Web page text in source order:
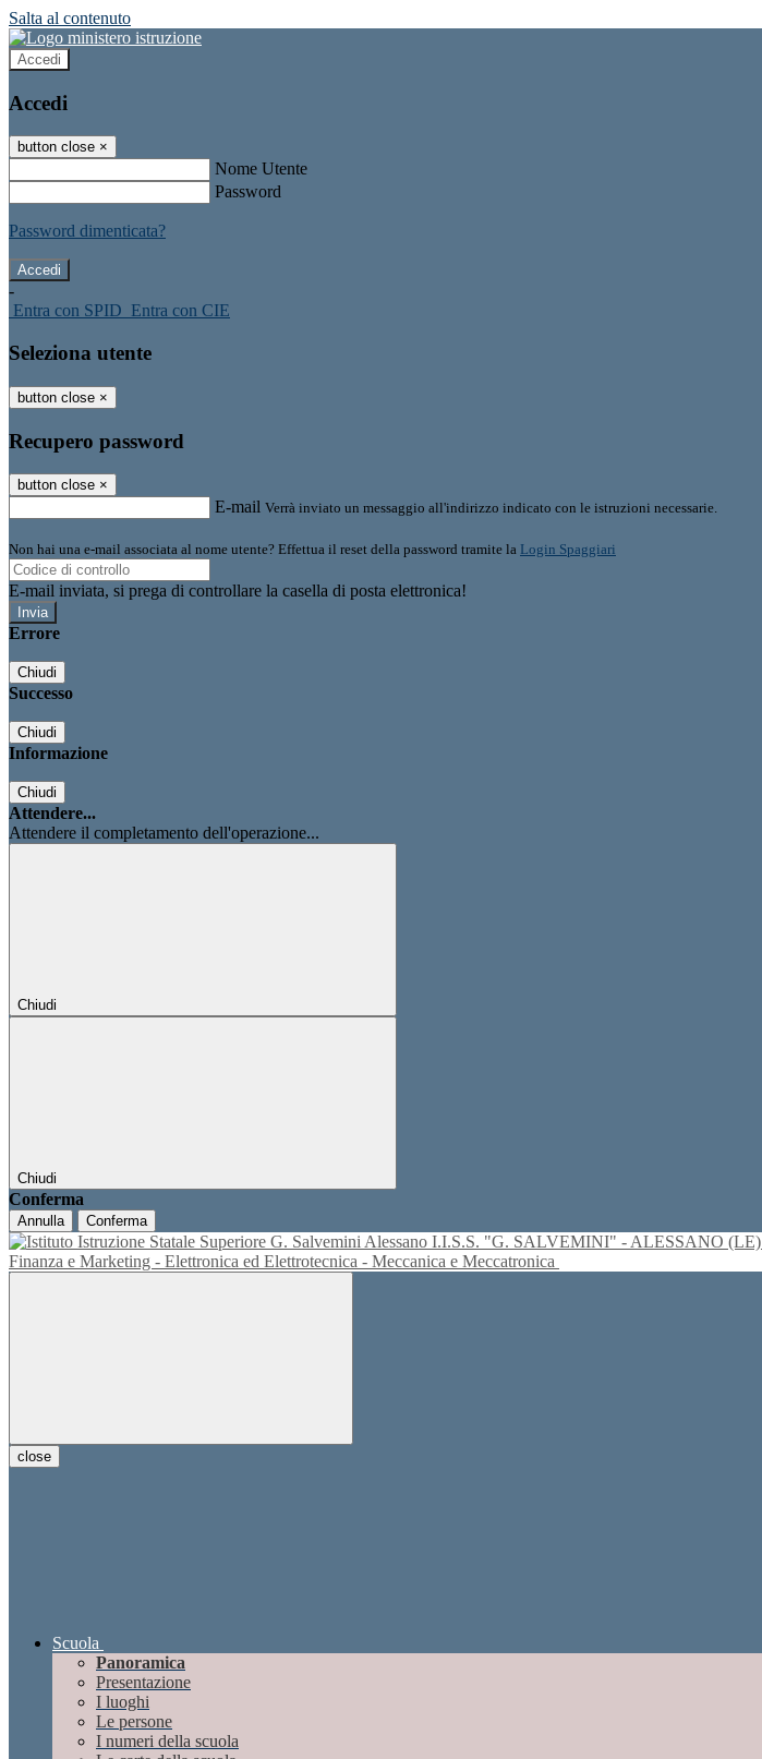
Salta al contenuto
Accedi
Accedi
button close ×
Nome Utente
Password
Password dimenticata?
-
Entra con SPID Entra con CIE
Seleziona utente
button close ×
Recupero password
button close ×
E-mail Verrà inviato un messaggio all'indirizzo indicato con le istruzioni necessarie.
Non hai una e-mail associata al nome utente? Effettua il reset della password tramite la Login Spaggiari
E-mail inviata, si prega di controllare la casella di posta elettronica!
Errore
Chiudi
Successo
Chiudi
Informazione
Chiudi
Attendere...
Attendere il completamento dell'operazione...
Chiudi
Chiudi
Conferma
Annulla Conferma
I.I.S.S. "G. SALVEMINI" - ALESSANO (LE)
Finanza e Marketing - Elettronica ed Elettrotecnica - Meccanica e Meccatronica
close
Scuola
Panoramica
Presentazione
I luoghi
Le persone
I numeri della scuola